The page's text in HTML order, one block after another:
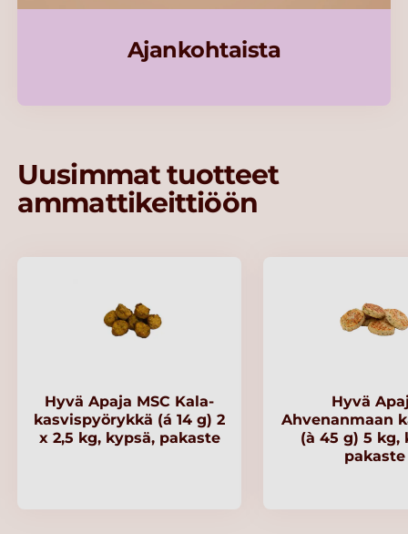
Ajankohtaista
Uusimmat tuotteet
ammattikeittiöön
Hyvä Apaja MSC Kala-
kasvispyörykkä (á 14 g) 2
x 2,5 kg, kypsä, pakaste
Hyvä
Ahvenanmaan
(à 45 g) 5 kg,
pakaste